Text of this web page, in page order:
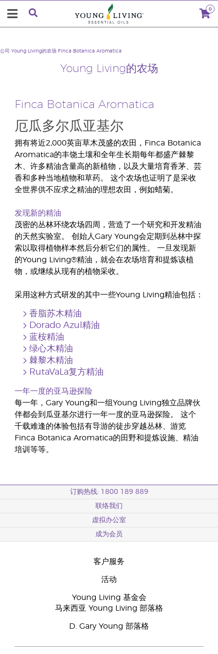
0
Young Living的农场
公司 Young Living的农场 Finca Botanica Aromatica
Finca Botanica Aromatica
厄瓜多尔瓜亚基尔
拥有将近2,000英亩草木茂盛的农田，Finca Botanica
Aromatica的丰饶土壤和全年生长期每年都盛产棘黎
木、许多精油含量高的新植物，以及大量培育香茅、芸
香和多种当地植物和草药。 这个农场也证明了是采收
全世界供不应求之精油的理想农田，例如蜡菊。
发现新的精油
茂密的丛林环绕农场四周，营造了一个研究和开发精油
的天然实验室。 创始人Gary Young会定期到丛林中探
索以取得植物样本然后分析它们的属性。 一旦发现新
的Young Living®精油，就会在农场培育和提炼该植
物，或继续从现有的植物采收。
采用这种方式研发的其中一些Young Living精油包括：
香脂苏木精油
Dorado Azul精油
蓝桉精油
绿心木精油
棘黎木精油
RutaVaLa复方精油
一年一度的亚马逊探险
每一年，Gary Young和一组Young Living独立品牌伙
伴都会到瓜亚基尔进行一年一度的亚马逊探险。 这个
千载难逢的体验包括有导游的徒步穿越丛林、游览
Finca Botanica Aromatica的田野和提炼设施、精油
培训等等。
订购热线: 1800 189 889
联络我们
虚拟办公室
成为会员
客户服务
活动
Young Living 基金会
马来西亚 Young Living 部落格
D. Gary Young 部落格